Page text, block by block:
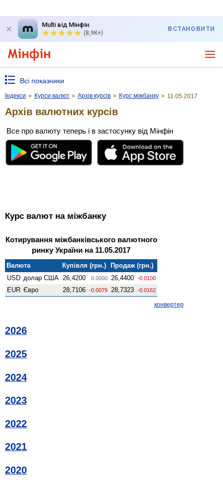
Multi від Мінфін
(8,9K+)
ВСТАНОВИТИ
Всі показники
Індекси » Курси валют » Архів курсів » Курс міжбанку » 11.05.2017
Архів валютних курсів
Все про валюту теперь і в застосунку від Мінфін
Курс валют на міжбанку
Котирування міжбанківського валютного
ринку України на 11.05.2017
Валюта Купівля (грн.)
Продаж (грн.)
USD долар США 26,4200 0.0000 26,4400 -0.0100
EUR Євро 28,7106 -0.0079 28,7323 -0.0162
конвертер
2026
2025
2024
2023
2022
2021
2020